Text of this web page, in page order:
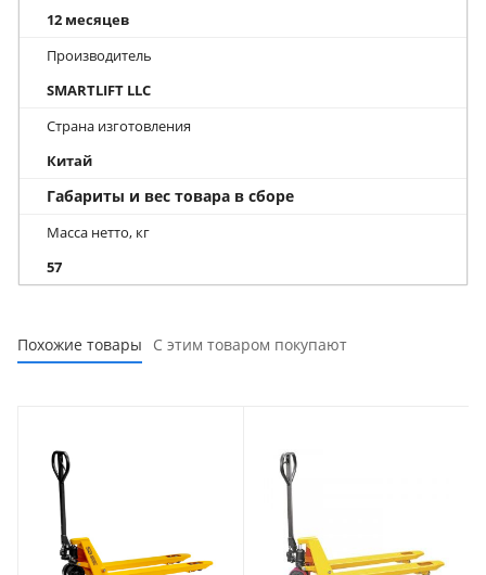
12 месяцев
Производитель
SMARTLIFT LLC
Страна изготовления
Китай
Габариты и вес товара в сборе
Масса нетто, кг
57
Похожие товары С этим товаром покупают